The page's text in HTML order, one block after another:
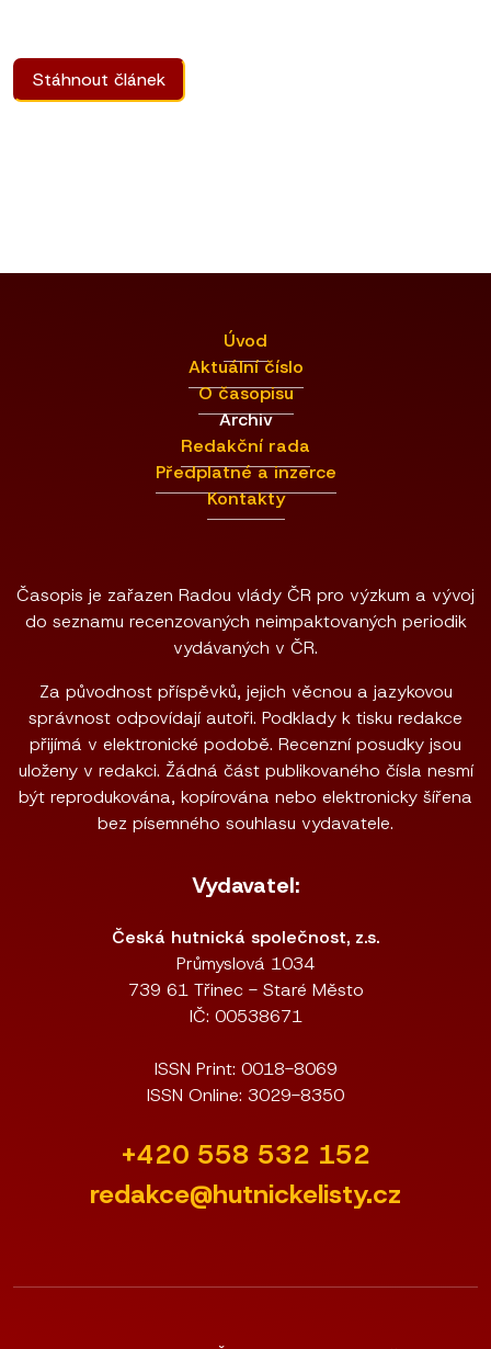
Stáhnout článek
Úvod
Aktuální číslo
O časopisu
Archiv
Redakční rada
Předplatné a inzerce
Kontakty
Časopis je zařazen Radou vlády ČR pro výzkum a vývoj
do seznamu recenzovaných neimpaktovaných periodik
vydávaných v ČR.
Za původnost příspěvků, jejich věcnou a jazykovou
správnost odpovídají autoři. Podklady k tisku redakce
přijímá v elektronické podobě. Recenzní posudky jsou
uloženy v redakci. Žádná část publikovaného čísla nesmí
být reprodukována, kopírována nebo elektronicky šířena
bez písemného souhlasu vydavatele.
Vydavatel:
Česká hutnická společnost, z.s.
Průmyslová 1034
739 61 Třinec - Staré Město
IČ: 00538671
ISSN Print: 0018-8069
ISSN Online: 3029-8350
+420 558 532 152
redakce@hutnickelisty.cz